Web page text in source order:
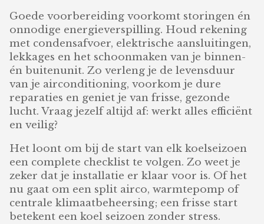
Goede voorbereiding voorkomt storingen én
onnodige energieverspilling. Houd rekening
met condensafvoer, elektrische aansluitingen,
lekkages en het schoonmaken van je binnen-
én buitenunit. Zo verleng je de levensduur
van je airconditioning, voorkom je dure
reparaties en geniet je van frisse, gezonde
lucht. Vraag jezelf altijd af: werkt alles efficiënt
en veilig?
Het loont om bij de start van elk koelseizoen
een complete checklist te volgen. Zo weet je
zeker dat je installatie er klaar voor is. Of het
nu gaat om een split airco, warmtepomp of
centrale klimaatbeheersing; een frisse start
betekent een koel seizoen zonder stress.